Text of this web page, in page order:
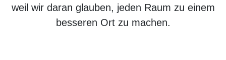
weil wir daran glauben, jeden Raum zu einem
besseren Ort zu machen.